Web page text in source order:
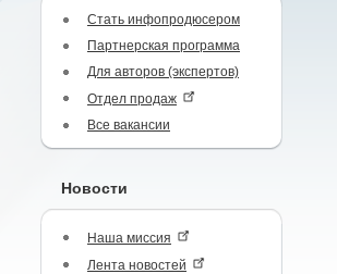
Стать инфопродюсером
Партнерская программа
Для авторов (экспертов)
Отдел продаж
Все вакансии
Новости
Наша миссия
Лента новостей